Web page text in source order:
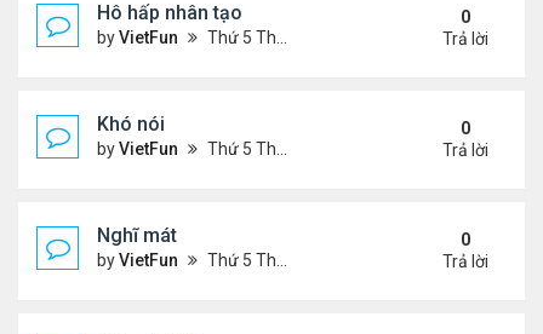
Hô hấp nhân tạo
byVietFun Thứ 5 Tháng 7 14, 2022 4:52 pm
0
Trả lời
Khó nói
byVietFun Thứ 5 Tháng 7 14, 2022 4:50 pm
0
Trả lời
Nghĩ mát
byVietFun Thứ 5 Tháng 7 14, 2022 4:48 pm
0
Trả lời